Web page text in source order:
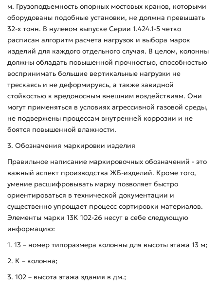
м. Грузоподъемность опорных мостовых кранов, которыми
оборудованы подобные установки, не должна превышать
32-х тонн. В нулевом выпуске Серии 1.424.1-5 четко
расписан алгоритм расчета нагрузок и выбора марок
изделий для каждого отдельного случая. В целом, колонны
должны обладать повышенной прочностью, способностью
воспринимать большие вертикальные нагрузки не
трескаясь и не деформируясь, а также завидной
стойкостью к вредоносным внешним воздействиям. Они
могут применяться в условиях агрессивной газовой среды,
не подвержены процессам внутренней коррозии и не
боятся повышенной влажности.
3. Обозначения маркировки изделия
Правильное написание маркировочных обозначений - это
важный аспект производства ЖБ-изделий. Кроме того,
умение расшифровывать марку позволяет быстро
ориентироваться в технической документации и
существенно упрощает процесс сортировки материалов.
Элементы марки 13К 102-26 несут в себе следующую
информацию:
1. 13 – номер типоразмера колонны для высоты этажа 13 м;
2. К – колонна;
3. 102 – высота этажа здания в дм.;